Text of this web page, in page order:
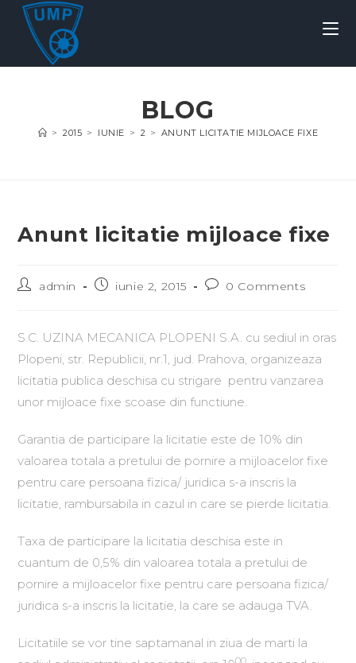
BLOG
> 2015 > IUNIE > 2 > ANUNT LICITATIE MIJLOACE FIXE
Anunt licitatie mijloace fixe
admin iunie 2, 2015 0 Comments
S.C. UZINA MECANICA PLOPENI S.A. cu sediul in oras
Plopeni, str. Republicii, nr.1, jud. Prahova, organizeaza
licitatia publica deschisa cu strigare pentru vanzarea
unor mijloace fixe scoase din functiune.
Garantia de participare la licitatie este de 10% din
valoarea totala a pretului de pornire a mijloacelor fixe
pentru care persoana fizica/ juridica s-a inscris la
licitatie, rambursabila in cazul in care se pierde licitatia.
Taxa de participare la licitatia deschisa este in
cuantum de 0,5% din valoarea totala a pretului de
pornire a mijloacelor fixe pentru care persoana fizica/
juridica s-a inscris la licitatie, la care se adauga TVA.
Licitatiile se vor tine saptamanal in ziua de marti la